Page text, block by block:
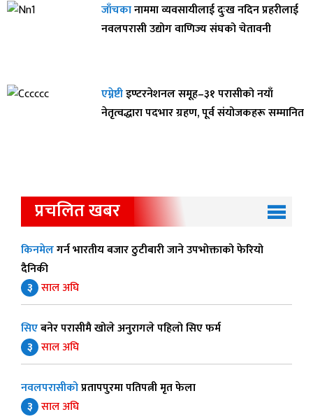
जाँचकानाममा व्यवसायीलाई दुःख नदिन प्रहरीलाई
नवलपरासी उद्योग वाणिज्य संघको चेतावनी
एम्नेष्टीइण्टरनेशनल समूह–३१ परासीको नयाँ
नेतृत्वद्धारा पदभार ग्रहण, पूर्व संयोजकहरू सम्मानित
प्रचलित खबर
किनमेलगर्न भारतीय बजार ठुटीबारी जाने उपभोक्ताको फेरियो
दैनिकी
३ साल अघि
सिएबनेर परासीमै खोले अनुरागले पहिलो सिए फर्म
३ साल अघि
नवलपरासीकोप्रतापपुरमा पतिपत्नी मृत फेला
३ साल अघि